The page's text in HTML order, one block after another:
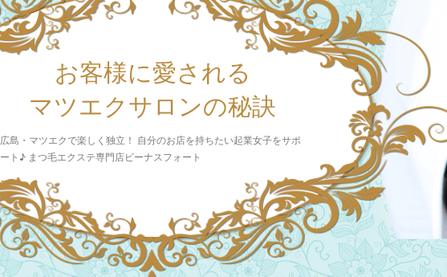
お客様に愛される
マツエクサロンの秘訣
広島・マツエクで楽しく独立！ 自分のお店を持ちたい起業女子をサポ
ート♪ まつ毛エクステ専門店ビーナスフォート